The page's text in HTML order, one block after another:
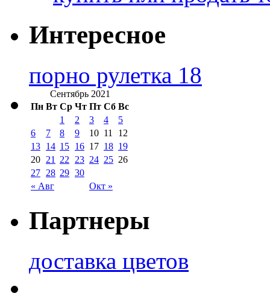
Интересное
порно рулетка 18
Сентябрь 2021
Пн Вт Ср Чт Пт Сб Вс
« Авг Окт »
1 2 3 4
5
6
7 8 9 10 11
12
13 14 15 16 17 18 19
20 21 22 23 24 25 26
27 28 29 30
Партнеры
доставка цветов